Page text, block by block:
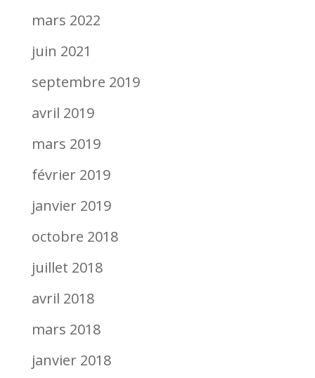
mars 2022
juin 2021
septembre 2019
avril 2019
mars 2019
février 2019
janvier 2019
octobre 2018
juillet 2018
avril 2018
mars 2018
janvier 2018